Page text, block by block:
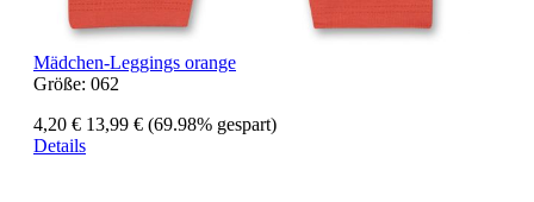
Mädchen-Leggings orange
Größe: 062
4,20 € 13,99 € (69.98% gespart)
Details